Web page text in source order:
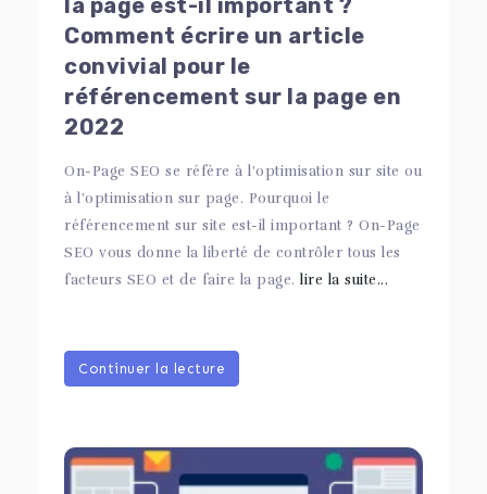
la page est-il important ?
Comment écrire un article
convivial pour le
référencement sur la page en
2022
On-Page SEO se réfère à l'optimisation sur site ou
à l'optimisation sur page. Pourquoi le
référencement sur site est-il important ? On-Page
SEO vous donne la liberté de contrôler tous les
facteurs SEO et de faire la page. lire la suite...
Continuer la lecture